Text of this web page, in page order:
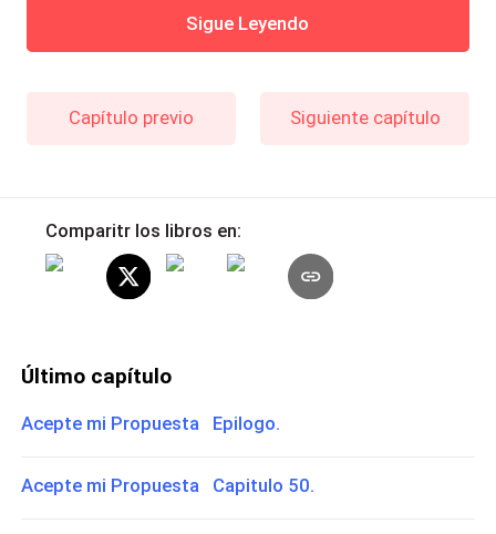
Sigue Leyendo
Capítulo previo Siguiente capítulo
Comparitr los libros en:
Último capítulo
Acepte mi Propuesta Epilogo.
Acepte mi Propuesta Capitulo 50.